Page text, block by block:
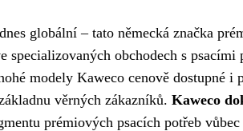
globální – tato německá značka
specializovaných obchodech s
modely Kaweco cenově dostupné
věrných zákazníků. Kaweco
prémiových psacích potřeb vůbec